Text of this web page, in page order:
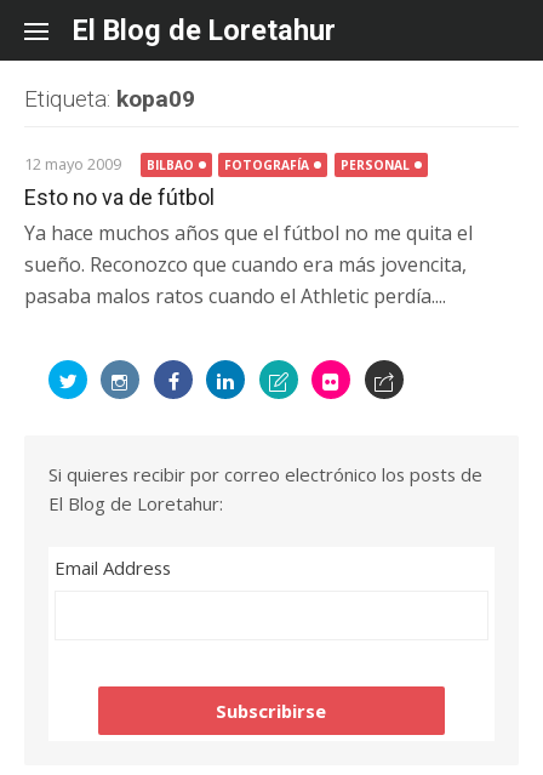
content
El Blog de Loretahur
Etiqueta: kopa09
12 mayo 2009 BILBAO FOTOGRAFÍA PERSONAL
Esto no va de fútbol
Ya hace muchos años que el fútbol no me quita el
sueño. Reconozco que cuando era más jovencita,
pasaba malos ratos cuando el Athletic perdía....
Si quieres recibir por correo electrónico los posts de
El Blog de Loretahur:
Email Address